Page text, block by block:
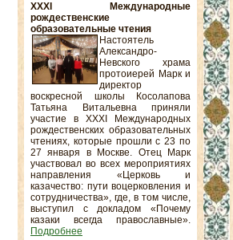
XXXI Международные
рождественские
образовательные чтения
Настоятель
Александро-
Невского храма
протоиерей Марк и
директор
воскресной школы Косолапова
Татьяна Витальевна приняли
участие в XXXI Международных
рождественских образовательных
чтениях, которые прошли с 23 по
27 января в Москве. Отец Марк
участвовал во всех мероприятиях
направления «Церковь и
казачество: пути воцерковления и
сотрудничества», где, в том числе,
выступил с докладом «Почему
казаки всегда православные».
Подробнее